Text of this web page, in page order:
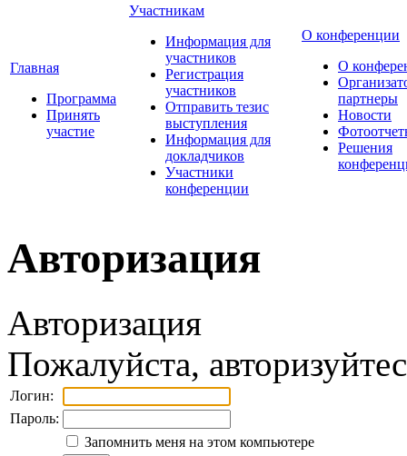
Главная
Программа
Принять
участие
Участникам
Информация для
участников
Регистрация
участников
Отправить тезис
выступления
Информация для
докладчиков
Участники
конференции
О конференции
О
партнеры
Новости
Решения
Авторизация
Авторизация
Пожалуйста,
Логин:
Пароль:
Запомнить меня на этом компьютере